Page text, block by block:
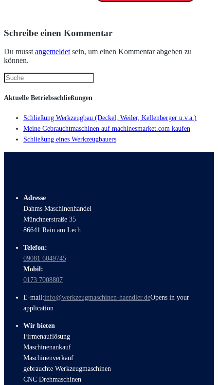
Schreibe einen Kommentar
Du musstangemeldetsein, um einen Kommentar abgeben zu
können.
Aktuelle Betriebsschließungen
Schließung Werkzeugbau (Deckel, Weiler, Kellenberger u.v.a.)
Meine Gebrauchtmaschinen auf machinesmarket.com kaufen
Schließung eines Werkzeugbauers
Adresse
Dahms Maschinenhandel
Münchnerstraße 35
86641 Rain am Lech
Telefon:
09081 6049745
Mobil:
0173 7008807
E-mail:info@werkzeugmaschinen-haendler.deOpens in your
application
Wir bieten
Firmenauflösung
Maschinenankauf
Maschinenverkauf
gebrauchte Werkzeugmaschinen
CNC Drehmaschinen